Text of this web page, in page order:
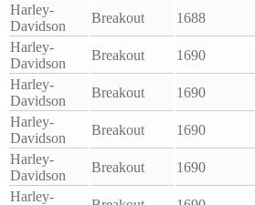
Harley-
Davidson
Breakout 1688
Harley-
Davidson
Breakout 1690
Harley-
Davidson
Breakout 1690
Harley-
Davidson
Breakout 1690
Harley-
Davidson
Breakout 1690
Harley-